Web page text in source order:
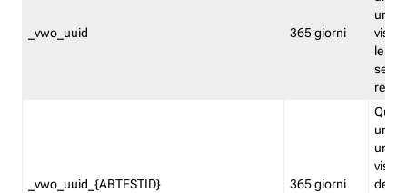
_vwo_uuid 365 giorni
le
_vwo_uuid_{ABTESTID} 365 giorni
un
del